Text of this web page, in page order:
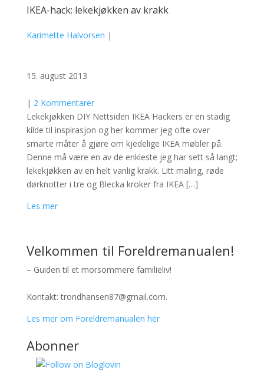
IKEA-hack: lekekjøkken av krakk
Karimette Halvorsen |
15. august 2013
| 2 Kommentarer
Lekekjøkken DIY Nettsiden IKEA Hackers er en stadig
kilde til inspirasjon og her kommer jeg ofte over
smarte måter å gjøre om kjedelige IKEA møbler på.
Denne må være en av de enkleste jeg har sett så langt;
lekekjøkken av en helt vanlig krakk. Litt maling, røde
dørknotter i tre og Blecka kroker fra IKEA […]
Les mer
Velkommen til Foreldremanualen!
– Guiden til et morsommere familieliv!
Kontakt: trondhansen87@gmail.com.
Les mer om Foreldremanualen her
Abonner